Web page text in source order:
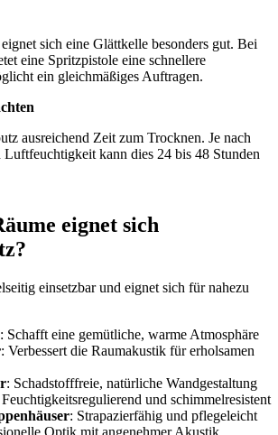
sich eine Glättkelle besonders gut. Bei
eine Spritzpistole eine schnellere
ein gleichmäßiges Auftragen.
ausreichend Zeit zum Trocknen. Je nach
Luftfeuchtigkeit kann dies 24 bis 48 Stunden
eignet sich
einsetzbar und eignet sich für nahezu
: Schafft eine gemütliche, warme Atmosphäre
: Verbessert die Raumakustik für erholsamen
: Schadstofffreie, natürliche Wandgestaltung
Feuchtigkeitsregulierend und schimmelresistent
: Strapazierfähig und pflegeleicht
Optik mit angenehmer Akustik